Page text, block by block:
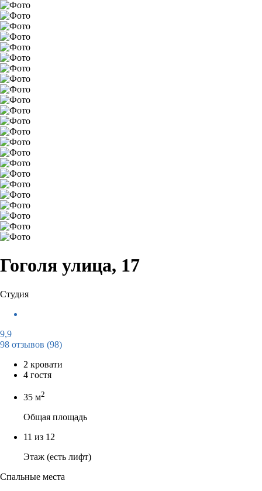
Гоголя улица, 17
Студия
9,9
98 отзывов (98)
2 кровати
4 гостя
35 м2
Общая площадь
11 из 12
Этаж (есть лифт)
Спальные места